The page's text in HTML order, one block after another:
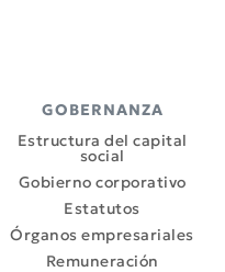
GOBERNANZA
Estructura del capital
social
Gobierno corporativo
Estatutos
Órganos empresariales
Remuneración